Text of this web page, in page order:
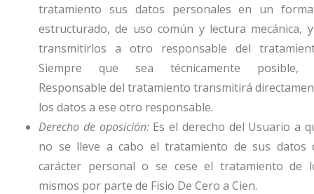
tratamiento sus datos personales en un
estructurado, de uso común y lectura mecánica,
transmitirlos a otro responsable del
Siempre que sea técnicamente posible,
Responsable del tratamiento transmitirá
los datos a ese otro responsable.
Derecho de oposición:Es el derecho del Usuario a
no se lleve a cabo el tratamiento de sus datos
carácter personal o se cese el tratamiento de
mismos por parte de Fisio De Cero a Cien.